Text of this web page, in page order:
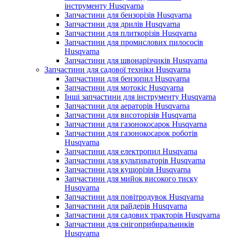
інструменту Husqvarna
Запчастини для бензорізів Husqvarna
Запчастини для дрилів Husqvarna
Запчастини для плиткорізів Husqvarna
Запчастини для промислових пилососів
Husqvarna
Запчастини для швонарізчиків Husqvarna
Запчастини для садової техніки Husqvarna
Запчастини для бензопил Husqvarna
Запчастини для мотокіс Husqvarna
Інші запчастини для інструменту Husqvarna
Запчастини для аераторів Husqvarna
Запчастини для висоторізів Husqvarna
Запчастини для газонокосарок Husqvarna
Запчастини для газонокосарок роботів
Husqvarna
Запчастини для електропил Husqvarna
Запчастини для культиваторів Husqvarna
Запчастини для кущорізів Husqvarna
Запчастини для мийок високого тиску
Husqvarna
Запчастини для повітродувок Husqvarna
Запчастини для райдерів Husqvarna
Запчастини для садових тракторів Husqvarna
Запчастини для снігоприбиральників
Husqvarna